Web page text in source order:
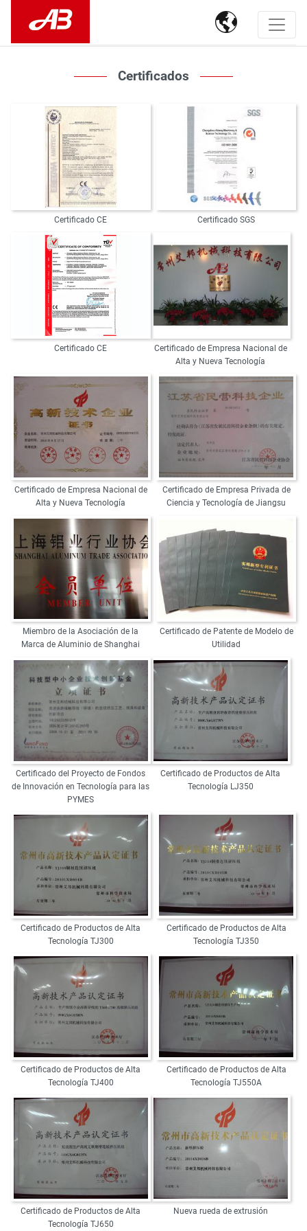

Certificados
Certificado CE Certificado SGS
Certificado CE
Certificado de Empresa Nacional de
Alta y Nueva Tecnología
Certificado de Empresa Nacional de
Alta y Nueva Tecnología
Certificado de Empresa Privada de
Ciencia y Tecnología de Jiangsu
Miembro de la Asociación de la
Marca de Aluminio de Shanghai
Certificado de Patente de Modelo de
Utilidad
Certificado del Proyecto de Fondos
de Innovación en Tecnología para las
PYMES
Certificado de Productos de Alta
Tecnología LJ350
Certificado de Productos de Alta
Tecnología TJ300
Certificado de Productos de Alta
Tecnología TJ350
Certificado de Productos de Alta
Tecnología TJ400
Certificado de Productos de Alta
Tecnología TJ550A
Certificado de Productos de Alta
Tecnología TJ650
Nueva rueda de extrusión